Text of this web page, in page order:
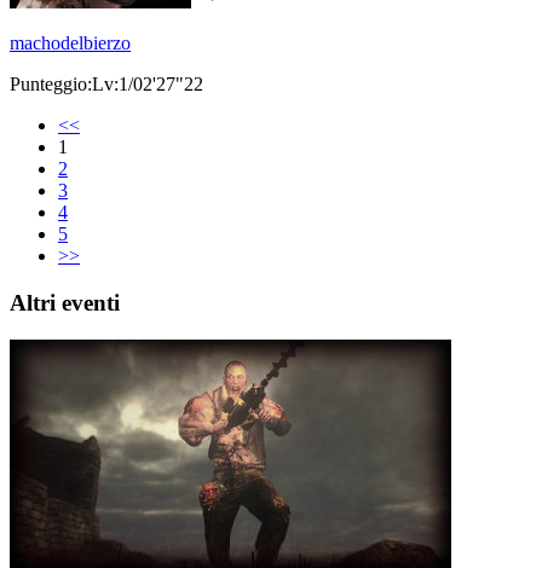
machodelbierzo
Punteggio:Lv:1/02'27"22
<<
1
2
3
4
5
>>
Altri eventi